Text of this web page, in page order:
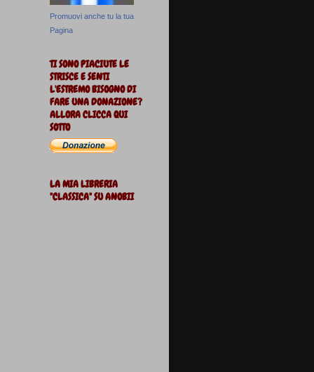
Promuovi anche tu la tua
Pagina
TI SONO PIACIUTE LE
STRISCE E SENTI
L'ESTREMO BISOGNO DI
FARE UNA DONAZIONE?
ALLORA CLICCA QUI
SOTTO
LA MIA LIBRERIA
"CLASSICA" SU ANOBII